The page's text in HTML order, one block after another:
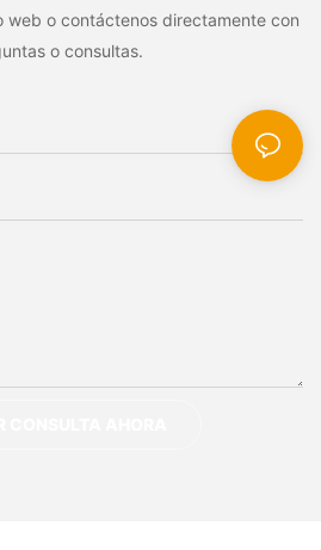
web o contáctenos directamente con
o consultas.